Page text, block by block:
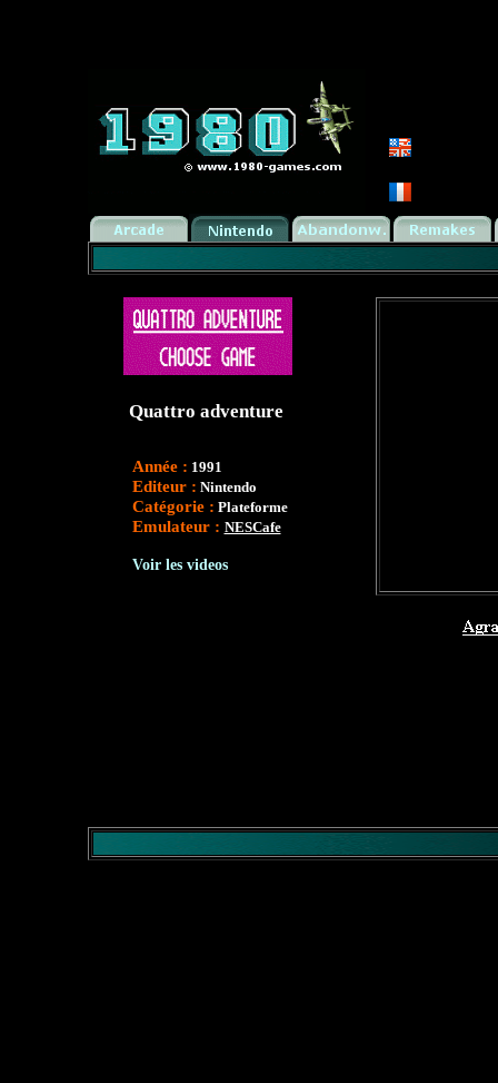
Quattro adventure
Année : 1991
Editeur : Nintendo
Catégorie : Plateforme
Emulateur : NESCafe
Voir les videos